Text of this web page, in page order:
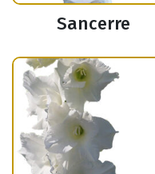
Sancerre